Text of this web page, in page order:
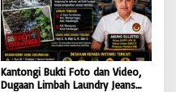
Kantongi Bukti Foto dan Video,
Dugaan Limbah Laundry Jeans